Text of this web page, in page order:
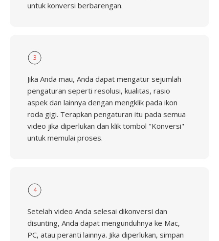
untuk konversi berbarengan.
3
Jika Anda mau, Anda dapat mengatur sejumlah
pengaturan seperti resolusi, kualitas, rasio
aspek dan lainnya dengan mengklik pada ikon
roda gigi. Terapkan pengaturan itu pada semua
video jika diperlukan dan klik tombol "Konversi"
untuk memulai proses.
4
Setelah video Anda selesai dikonversi dan
disunting, Anda dapat mengunduhnya ke Mac,
PC, atau peranti lainnya. Jika diperlukan, simpan